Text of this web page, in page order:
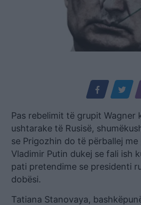
Pas rebelimit të grupit Wagner
ushtarake të Rusisë,
se Prigozhin do të përballej me
Vladimir Putin dukej se fali ish
pati pretendime se presidenti
dobësi.
Tatiana Stanovaya,